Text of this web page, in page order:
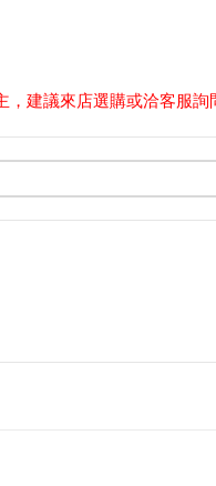
建議來店選購或洽客服詢